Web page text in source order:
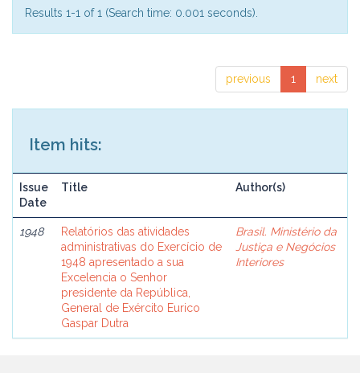
Results 1-1 of 1 (Search time: 0.001 seconds).
previous 1 next
Item hits:
Issue
Date
Title Author(s)
1948
Relatórios das atividades
administrativas do Exercício de
1948 apresentado a sua
Excelencia o Senhor
presidente da República,
General de Exército Eurico
Gaspar Dutra
Brasil. Ministério da
Justiça e Negócios
Interiores